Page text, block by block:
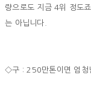
량으로도 지금 4위 정도
는 아닙니다.
◇구 : 250만톤이면 엄청